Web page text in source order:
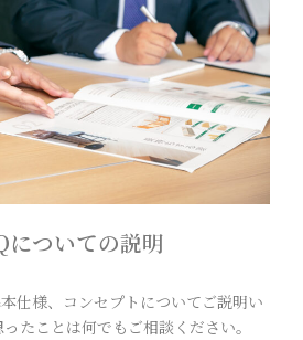
についての説明
仕様、コンセプトについてご説明い
たことは何でもご相談ください。